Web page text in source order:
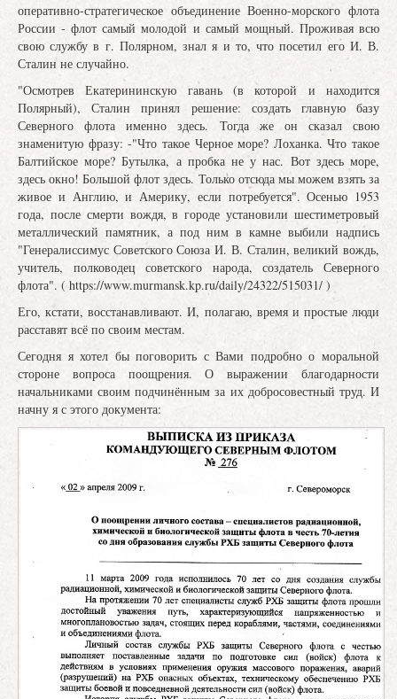
оперативно-стратегическое объединение Военно-морского флота
России - флот самый молодой и самый мощный. Проживая всю
свою службу в г. Полярном, знал я и то, что посетил его И. В.
Сталин не случайно.
"Осмотрев Екатерининскую гавань (в которой и находится
Полярный), Сталин принял решение: создать главную базу
Северного флота именно здесь. Тогда же он сказал свою
знаменитую фразу: -"Что такое Черное море? Лоханка. Что такое
Балтийское море? Бутылка, а пробка не у нас. Вот здесь море,
здесь окно! Большой флот здесь. Только отсюда мы можем взять за
живое и Англию, и Америку, если потребуется". Осенью 1953
года, после смерти вождя, в городе установили шестиметровый
металлический памятник, а под ним в камне выбили надпись
"Генералиссимус Советского Союза И. В. Сталин, великий вождь,
учитель, полководец советского народа, создатель Северного
флота". ( https://www.murmansk.kp.ru/daily/24322/515031/ )
Его, кстати, восстанавливают. И, полагаю, время и простые люди
расставят всё по своим местам.
Сегодня я хотел бы поговорить с Вами подробно о моральной
стороне вопроса поощрения. О выражении благодарности
начальниками своим подчинённым за их добросовестный труд. И
начну я с этого документа: